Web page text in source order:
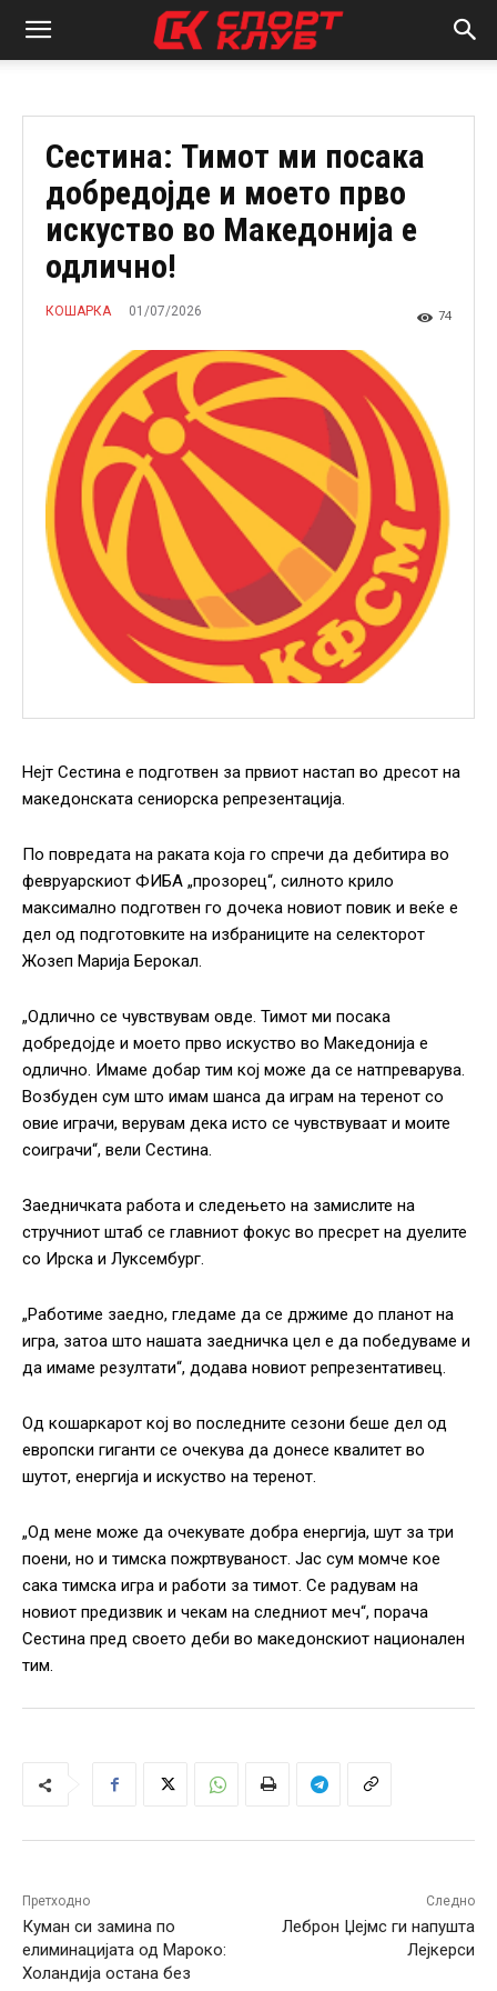
Сестина: Тимот ми посака
добредојде и моето прво
искуство во Македонија е
одлично!
КОШАРКА 01/07/2026 74
Нејт Сестина е подготвен за првиот настап во дресот на
македонската сениорска репрезентација.
По повредата на раката која го спречи да дебитира во
февруарскиот ФИБА „прозорец“, силното крило
максимално подготвен го дочека новиот повик и веќе е
дел од подготовките на избраниците на селекторот
Жозеп Марија Берокал.
„Одлично се чувствувам овде. Тимот ми посака
добредојде и моето прво искуство во Македонија е
одлично. Имаме добар тим кој може да се натпреварува.
Возбуден сум што имам шанса да играм на теренот со
овие играчи, верувам дека исто се чувствуваат и моите
соиграчи“, вели Сестина.
Заедничката работа и следењето на замислите на
стручниот штаб се главниот фокус во пресрет на дуелите
со Ирска и Луксембург.
„Работиме заедно, гледаме да се држиме до планот на
игра, затоа што нашата заедничка цел е да победуваме и
да имаме резултати“, додава новиот репрезентативец.
Од кошаркарот кој во последните сезони беше дел од
европски гиганти се очекува да донесе квалитет во
шутот, енергија и искуство на теренот.
„Од мене може да очекувате добра енергија, шут за три
поени, но и тимска пожртвуваност. Јас сум момче кое
сака тимска игра и работи за тимот. Се радувам на
новиот предизвик и чекам на следниот меч“, порача
Сестина пред своето деби во македонскиот национален
тим.
Претходно
Куман си замина по
елиминацијата од Мароко:
Холандија остана без
Следно
Леброн Џејмс ги напушта
Лејкерси